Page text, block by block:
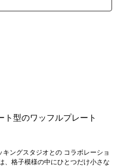
ト型のワッフルプレート
キングスタジオとのコラボレーショ
、格子模様の中にひとつだけ小さな